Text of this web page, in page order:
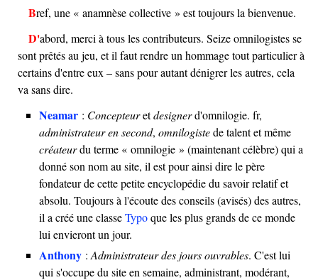
Bref, une « anamnèse collective » est toujours la bienvenue.
D'abord, merci à tous les contributeurs. Seize omnilogistes se
sont prêtés au jeu, et il faut rendre un hommage tout particulier à
certains d'entre eux – sans pour autant dénigrer les autres, cela
va sans dire.
Neamar : Concepteuretdesignerd'omnilogie. fr,
administrateur en second, omnilogistede talent et même
créateurdu terme « omnilogie » (maintenant célèbre) qui a
donné son nom au site, il est pour ainsi dire le père
fondateur de cette petite encyclopédie du savoir relatif et
absolu. Toujours à l'écoute des conseils (avisés) des autres,
il a créé une classeTypoque les plus grands de ce monde
lui envieront un jour.
Anthony : Administrateur des jours ouvrables. C'est lui
qui s'occupe du site en semaine, administrant, modérant,